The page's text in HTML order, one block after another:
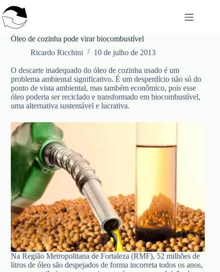
para
o
conteúdo
Óleo de cozinha pode virar biocombustível
Ricardo Ricchini
10 de julho de 2013
O descarte inadequado do óleo de cozinha usado é um
problema ambiental significativo. É um desperdício não só do
ponto de vista ambiental, mas também econômico, pois esse
óleo poderia ser reciclado e transformado em biocombustível,
uma alternativa sustentável e lucrativa.
Na Região Metropolitana de Fortaleza (RMF), 52 milhões de
litros de óleo são despejados de forma incorreta todos os anos,